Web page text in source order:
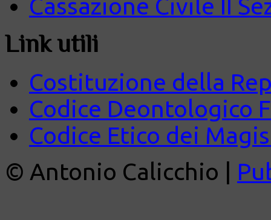
Cassazione Civile II
Link utili
Costituzione della
Codice Deontologico
Codice Etico dei
© Antonio Calicchio |